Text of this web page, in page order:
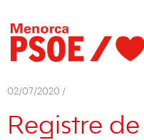
02/07/2020 /
Registre